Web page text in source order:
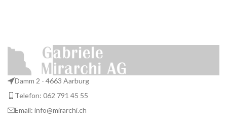
Damm 2 - 4663 Aarburg
Telefon: 062 791 45 55
Email: info@mirarchi.ch